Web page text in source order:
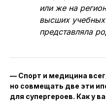
или же на
высших учебных
представляла
— Спорт и медицина
но совмещать две эти
для супергероев. Как у